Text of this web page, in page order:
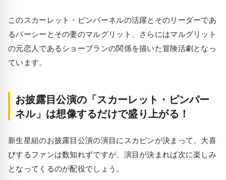
このスカーレット・ピンパーネルの活躍とそのリーダーであ
るパーシーとその妻のマルグリット、さらにはマルグリット
の元恋人であるショーブランの関係を描いた冒険活劇となっ
ています。
お披露目公演の「スカーレット・ピンパー
ネル」は想像するだけで盛り上がる！
新生星組のお披露目公演の演目にスカピンが決まって、大喜
びするファンは数知れずですが、演目が決まれば次に楽しみ
となってくるのが配役でしょう。